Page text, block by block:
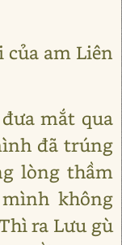
am Liên
mắt qua
đã trúng
lòng thầm
không
ra Lưu gù